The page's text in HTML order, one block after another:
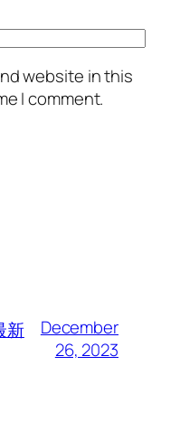
website in this
I comment.
新
December
26, 2023